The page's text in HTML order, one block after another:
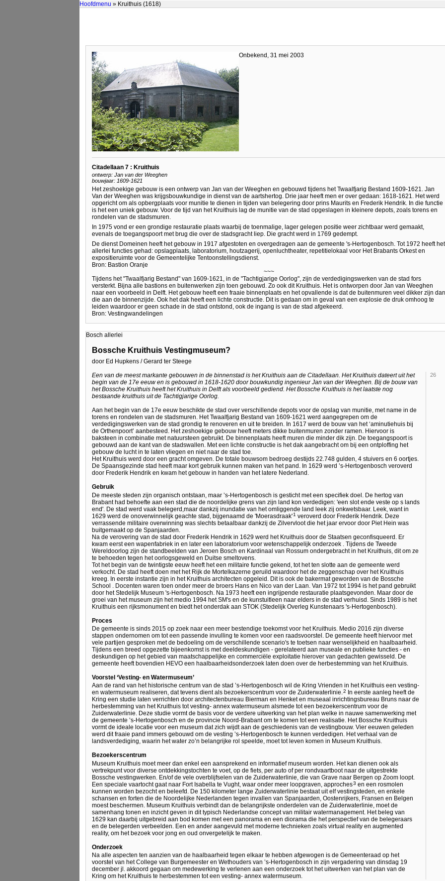
Hoofdmenu » Kruithuis (1618)
Onbekend, 31 mei 2003
Citadellaan 7 : Kruithuis
ontwerp: Jan van der Weeghen
bouwjaar: 1609-1621
Het zeshoekige gebouw is een ontwerp van Jan van der Weeghen en gebouwd tijdens het Twaalfjarig Bestand 1609-1621. Jan
Van der Weeghen was krijgsbouwkundige in dienst van de aartshertog. Drie jaar heeft men er over gedaan: 1618-1621. Het werd
opgericht om als opbergplaats voor munitie te dienen in tijden van belegering door prins Maurits en Frederik Hendrik. In die functie
is het een uniek gebouw. Voor de tijd van het Kruithuis lag de munitie van de stad opgeslagen in kleinere depots, zoals torens en
rondelen van de stadsmuren.
In 1975 vond er een grondige restauratie plaats waarbij de toenmalige, lager gelegen positie weer zichtbaar werd gemaakt,
evenals de toegangspoort met brug die over de stadsgracht liep. Die gracht werd in 1769 gedempt.
De dienst Domeinen heeft het gebouw in 1917 afgestoten en overgedragen aan de gemeente 's-Hertogenbosch. Tot 1972 heeft het
allerlei functies gehad: opslagplaats, laboratorium, houtzagerij, openluchtheater, repetitielokaal voor Het Brabants Orkest en
expositieruimte voor de Gemeentelijke Tentoonstellingsdienst.
Bron: Bastion Oranje
~~~
Tijdens het "Twaalfjarig Bestand" van 1609-1621, in de "Tachtigjarige Oorlog", zijn de verdedigingswerken van de stad fors
versterkt. Bijna alle bastions en buitenwerken zijn toen gebouwd. Zo ook dit Kruithuis. Het is ontworpen door Jan van Weeghen
naar een voorbeeld in Delft. Het gebouw heeft een fraaie binnenplaats en het opvallende is dat de buitenmuren veel dikker zijn dan
die aan de binnenzijde. Ook het dak heeft een lichte constructie. Dit is gedaan om in geval van een explosie de druk omhoog te
leiden waardoor er geen schade in de stad ontstond, ook de ingang is van de stad afgekeerd.
Bron: Vestingwandelingen
Bosch allerlei
Bossche Kruithuis Vestingmuseum?
door Ed Hupkens / Gerard ter Steege
Een van de meest markante gebouwen in de binnenstad is het Kruithuis aan de Citadellaan. Het Kruithuis dateert uit het
begin van de 17e eeuw en is gebouwd in 1618-1620 door bouwkundig ingenieur Jan van der Weeghen. Bij de bouw van
het Bossche Kruithuis heeft het Kruithuis in Delft als voorbeeld gediend. Het Bossche Kruithuis is het laatste nog
bestaande kruithuis uit de Tachtigjarige Oorlog.
Aan het begin van de 17e eeuw beschikte de stad over verschillende depots voor de opslag van munitie, met name in de
torens en rondelen van de stadsmuren. Het Twaalfjarig Bestand van 1609-1621 werd aangegrepen om de
verdedigingswerken van de stad grondig te renoveren en uit te breiden. In 1617 werd de bouw van het ‘aminutiehuis bij
de Orthenpoort’ aanbesteed. Het zeshoekige gebouw heeft meters dikke buitenmuren zonder ramen. Hiervoor is
baksteen in combinatie met natuursteen gebruikt. De binnenplaats heeft muren die minder dik zijn. De toegangspoort is
gebouwd aan de kant van de stadswallen. Met een lichte constructie is het dak aangebracht om bij een ontploffing het
gebouw de lucht in te laten vliegen en niet naar de stad toe.
Het Kruithuis werd door een gracht omgeven. De totale bouwsom bedroeg destijds 22.748 gulden, 4 stuivers en 6 oortjes.
De Spaansgezinde stad heeft maar kort gebruik kunnen maken van het pand. In 1629 werd ’s-Hertogenbosch veroverd
door Frederik Hendrik en kwam het gebouw in handen van het latere Nederland.
Gebruik
De meeste steden zijn organisch ontstaan, maar ’s-Hertogenbosch is gesticht met een specifiek doel. De hertog van
Brabant had behoefte aan een stad die de noordelijke grens van zijn land kon verdedigen: 'een slot ende veste op s lands
end'. De stad werd vaak belegerd,maar dankzij inundatie van het omliggende land leek zij onkwetsbaar. Leek, want in
1629 werd de onoverwinnelijk geachte stad, bijgenaamd de 'Moerasdraak'1 veroverd door Frederik Hendrik. Deze
verrassende militaire overwinning was slechts betaalbaar dankzij de Zilvervloot die het jaar ervoor door Piet Hein was
buitgemaakt op de Spanjaarden.
Na de verovering van de stad door Frederik Hendrik in 1629 werd het Kruithuis door de Staatsen geconfisqueerd. Er
kwam eerst een wapenfabriek in en later een laboratorium voor wetenschappelijk onderzoek . Tijdens de Tweede
Wereldoorlog zijn de standbeelden van Jeroen Bosch en Kardinaal van Rossum ondergebracht in het Kruithuis, dit om ze
te behoeden tegen het oorlogsgeweld en Duitse smeltovens.
Tot het begin van de twintigste eeuw heeft het een militaire functie gekend, tot het ten slotte aan de gemeente werd
verkocht. De stad heeft doen met het Rijk de Mortelkazerne geruild waardoor het de zeggenschap over het Kruithuis
kreeg. In eerste instantie zijn in het Kruithuis architecten opgeleid. Dit is ook de bakermat geworden van de Bossche
School . Docenten waren toen onder meer de broers Hans en Nico van der Laan. Van 1972 tot 1994 is het pand gebruikt
door het Stedelijk Museum 's-Hertogenbosch. Na 1973 heeft een ingrijpende restauratie plaatsgevonden. Maar door de
groei van het museum zijn het medio 1994 het SM's en de kunstuitleen naar elders in de stad verhuisd. Sinds 1989 is het
Kruithuis een rijksmonument en biedt het onderdak aan STOK (Stedelijk Overleg Kunstenaars 's-Hertogenbosch).
Proces
De gemeente is sinds 2015 op zoek naar een meer bestendige toekomst voor het Kruithuis. Medio 2016 zijn diverse
stappen ondernomen om tot een passende invulling te komen voor een raadsvoorstel. De gemeente heeft hiervoor met
vele partijen gesproken met de bedoeling om de verschillende scenario's te toetsen naar wenselijkheid en haalbaarheid.
Tijdens een breed opgezette bijeenkomst is met deeldeskundigen - gerelateerd aan museale en publieke functies - en
deskundigen op het gebied van maatschappelijke en commerciële exploitatie hierover van gedachten gewisseld. De
gemeente heeft bovendien HEVO een haalbaarheidsonderzoek laten doen over de herbestemming van het Kruithuis.
Voorstel ‘Vesting- en Watermuseum’
Aan de rand van het historische centrum van de stad ’s-Hertogenbosch wil de Kring Vrienden in het Kruithuis een vesting-
en watermuseum realiseren, dat tevens dient als bezoekerscentrum voor de Zuiderwaterlinie.2
In eerste aanleg heeft de
Kring een studie laten verrichten door architectenbureau Bierman en Henket en museaal inrichtingsbureau Bruns naar de
herbestemming van het Kruithuis tot vesting- annex watermuseum alsmede tot een bezoekerscentrum voor de
Zuiderwaterlinie. Deze studie vormt de basis voor de verdere uitwerking van het plan welke in nauwe samenwerking met
de gemeente ’s-Hertogenbosch en de provincie Noord-Brabant om te komen tot een realisatie. Het Bossche Kruithuis
vormt de ideale locatie voor een museum dat zich wijdt aan de geschiedenis van de vestingbouw. Vier eeuwen geleden
werd dit fraaie pand immers gebouwd om de vesting ’s-Hertogenbosch te kunnen verdedigen. Het verhaal van de
landsverdediging, waarin het water zo’n belangrijke rol speelde, moet tot leven komen in Museum Kruithuis.
Bezoekerscentrum
Museum Kruithuis moet meer dan enkel een aansprekend en informatief museum worden. Het kan dienen ook als
vertrekpunt voor diverse ontdekkingstochten te voet, op de fiets, per auto of per rondvaartboot naar de uitgestrekte
Bossche vestingwerken. En/of de vele overblijfselen van de Zuiderwaterlinie, die van Grave naar Bergen op Zoom loopt.
Een speciale vaartocht gaat naar Fort Isabella te Vught, waar onder meer loopgraven, approches3 en een rosmolen
kunnen worden bezocht en beleefd. De 150 kilometer lange Zuiderwaterlinie bestaat uit elf vestingsteden, en enkele
schansen en forten die de Noordelijke Nederlanden tegen invallen van Spanjaarden, Oostenrijkers, Fransen en Belgen
moest beschermen. Museum Kruithuis verbindt dan de belangrijkste onderdelen van de Zuiderwaterlinie, moet de
samenhang tonen en inzicht geven in dit typisch Nederlandse concept van militair watermanagement. Het beleg van
1629 kan daarbij uitgebreid aan bod komen met een panorama en een diorama die het perspectief van de belegeraars
en de belegerden verbeelden. Een en ander aangevuld met moderne technieken zoals virtual reality en augmented
reality, om het bezoek voor jong en oud onvergetelijk te maken.
Onderzoek
Na alle aspecten ten aanzien van de haalbaarheid tegen elkaar te hebben afgewogen is de Gemeenteraad op het
voorstel van het College van Burgemeester en Wethouders van ’s-Hertogenbosch in zijn vergadering van dinsdag 19
december jl. akkoord gegaan om medewerking te verlenen aan een onderzoek tot het uitwerken van het plan van de
Kring om het Kruithuis te herbestemmen tot een vesting- annex watermuseum.
26